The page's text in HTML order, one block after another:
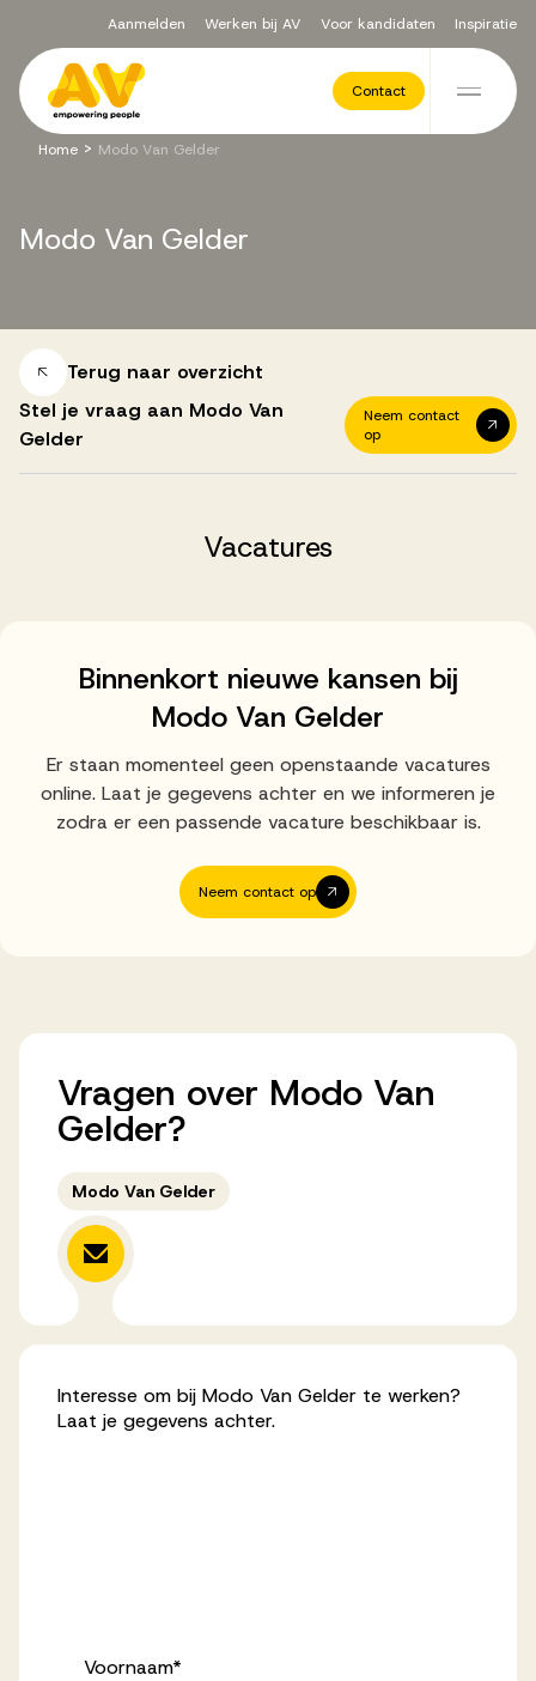
Ga naar de inhoud
Aanmelden Werken bij AV Voor kandidaten Inspiratie
Contact
Voor opdrachtgevers
Recruitment Services
Vacatures
Successen
Succesverhalen
Vervulde vacatures
Werken bij AV
Aanmelden
Voor kandidaten
Inspiratie
Home > Modo Van Gelder
Modo Van Gelder
Terug naar overzicht
Stel je vraag aan Modo Van
Gelder
Neem contact
op
Vacatures
Binnenkort nieuwe kansen bij
Modo Van Gelder
Er staan momenteel geen openstaande vacatures
online. Laat je gegevens achter en we informeren je
zodra er een passende vacature beschikbaar is.
Neem contact op
Vragen over Modo Van
Gelder?
Modo Van Gelder
Interesse om bij Modo Van Gelder te werken?
Laat je gegevens achter.
Voornaam*